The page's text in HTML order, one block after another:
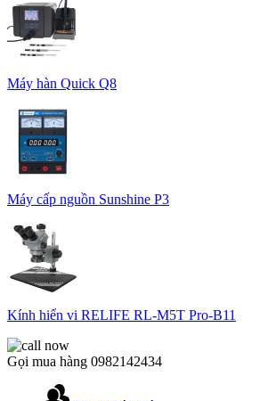
Máy hàn Quick Q8
Máy cấp nguồn Sunshine P3
Kính hiển vi RELIFE RL-M5T Pro-B11
Gọi mua hàng 0982142434